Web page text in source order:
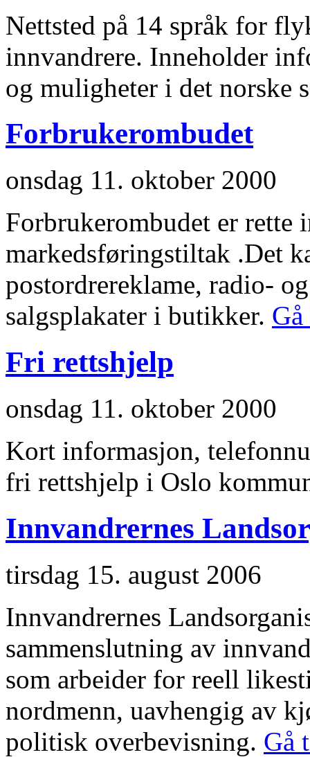
Nettsted på 14 språk for
innvandrere. Inneholder
og muligheter i det norske
Forbrukerombudet
onsdag 11. oktober 2000
Forbrukerombudet er rette
markedsføringstiltak .Det
postordrereklame, radio-
salgsplakater i butikker.
Fri rettshjelp
onsdag 11. oktober 2000
Kort informasjon,
fri rettshjelp i Oslo
Innvandrernes
tirsdag 15. august 2006
Innvandrernes
sammenslutning av
som arbeider for reell
nordmenn, uavhengig av
politisk overbevisning. Gå